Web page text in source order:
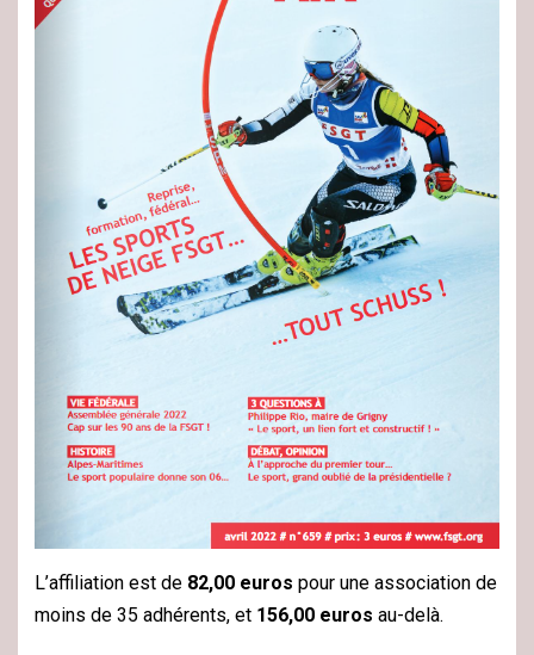
L’affiliation est de 82,00 euros pour une association de
moins de 35 adhérents, et 156,00 euros au-delà.